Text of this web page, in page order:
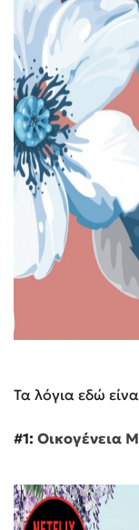
Τα λόγια εδώ
#1: Οικογένεια